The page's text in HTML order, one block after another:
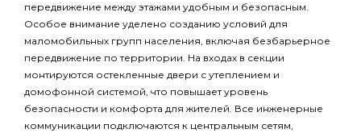
передвижение между этажами удобным и безопасным.
Особое внимание уделено созданию условий для
маломобильных групп населения, включая безбарьерное
передвижение по территории. На входах в секции
монтируются остекленные двери с утеплением и
домофонной системой, что повышает уровень
безопасности и комфорта для жителей. Все инженерные
коммуникации подключаются к центральным сетям,